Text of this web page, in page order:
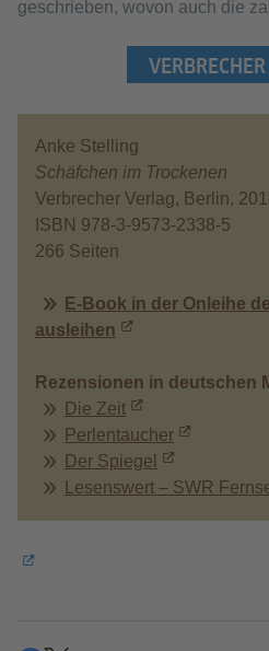
geschrieben, wovon auch die
Anke Stelling
Schäfchen im Trockenen
Verbrecher Verlag, Berlin,
ISBN 978-3-9573-2338-5
266 Seiten
E-Book in der Onleihe
ausleihen
Rezensionen in deutschen
Die Zeit
Perlentaucher
Der Spiegel
Lesenswert – SWR